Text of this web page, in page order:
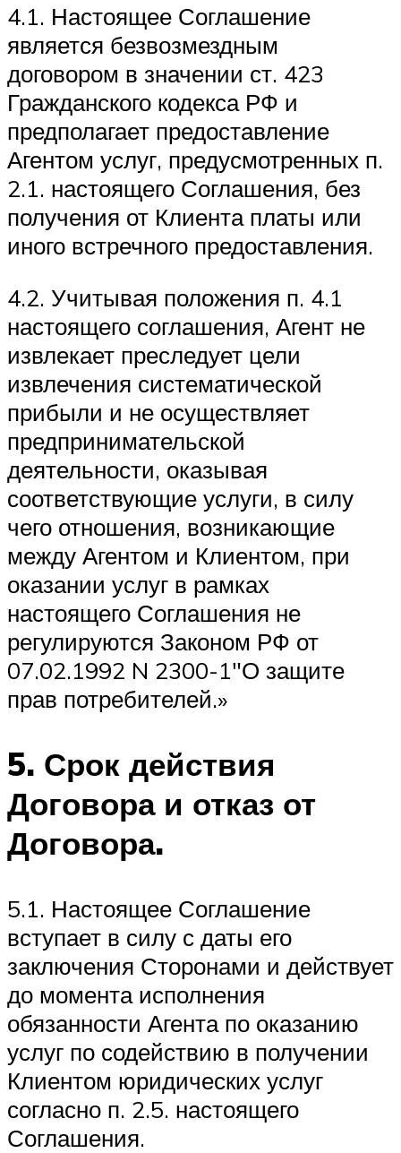
4.1. Настоящее Соглашение
является безвозмездным
договором в значении ст. 423
Гражданского кодекса РФ и
предполагает предоставление
Агентом услуг, предусмотренных п.
2.1. настоящего Соглашения, без
получения от Клиента платы или
иного встречного предоставления.
4.2. Учитывая положения п. 4.1
настоящего соглашения, Агент не
извлекает преследует цели
извлечения систематической
прибыли и не осуществляет
предпринимательской
деятельности, оказывая
соответствующие услуги, в силу
чего отношения, возникающие
между Агентом и Клиентом, при
оказании услуг в рамках
настоящего Соглашения не
регулируются Законом РФ от
07.02.1992 N 2300-1″О защите
прав потребителей.»
5. Срок действия
Договора и отказ от
Договора.
5.1. Настоящее Соглашение
вступает в силу с даты его
заключения Сторонами и действует
до момента исполнения
обязанности Агента по оказанию
услуг по содействию в получении
Клиентом юридических услуг
согласно п. 2.5. настоящего
Соглашения.